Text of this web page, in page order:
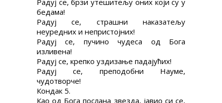
Радуј се, брзи утешитељу оних који су у
бедама!
Радуј се, страшни наказатељу
неуредних и непристојних!
Радуј се, пучино чудеса од Бога
изливена!
Радуј се, крепко уздизање падајућих!
Радуј се, преподобни Науме,
чудотворче!
Кондак 5.
Као од Бога послана звезда, јавио си се,